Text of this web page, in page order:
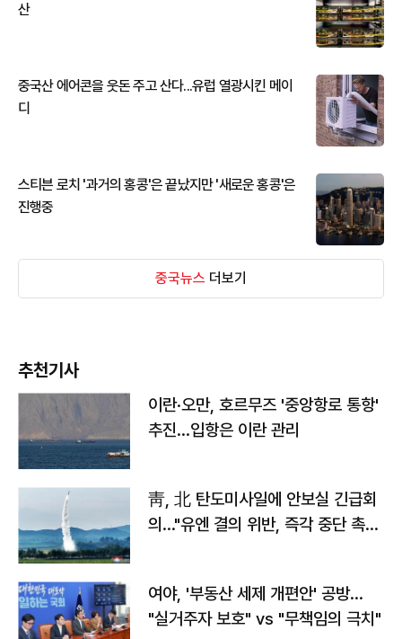
산
중국산 에어콘을 웃돈 주고 산다...유럽 열광시킨 메이
디
스티븐 로치 '과거의 홍콩'은 끝났지만 '새로운 홍콩'은
진행중
중국뉴스 더보기
추천기사
이란·오만, 호르무즈 '중앙항로 통항'
추진…입항은 이란 관리
靑, 北 탄도미사일에 안보실 긴급회
의…"유엔 결의 위반, 즉각 중단 촉
여야, '부동산 세제 개편안' 공방…
"실거주자 보호" vs "무책임의 극치"